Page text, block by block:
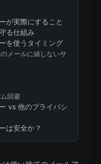
が実際にすること
る仕組み
を使うタイミング
メールに値しないサ
回避
vs 他のプライバシ
は安全か？